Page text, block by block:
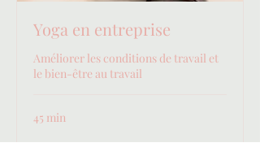
Yoga en entreprise
Améliorer les conditions de travail et
le bien-être au travail
45 min